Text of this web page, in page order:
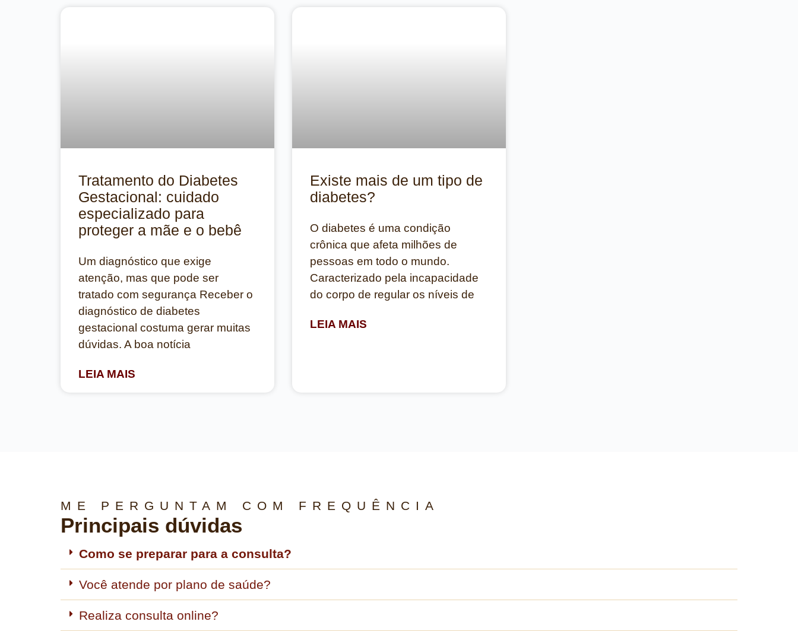
Tratamento do Diabetes
Gestacional: cuidado
especializado para
proteger a mãe e o bebê
Um diagnóstico que exige
atenção, mas que pode ser
tratado com segurança Receber o
diagnóstico de diabetes
gestacional costuma gerar muitas
dúvidas. A boa notícia
LEIA MAIS
Existe mais de um tipo de
diabetes?
O diabetes é uma condição
crônica que afeta milhões de
pessoas em todo o mundo.
Caracterizado pela incapacidade
do corpo de regular os níveis de
LEIA MAIS
ME PERGUNTAM COM FREQUÊNCIA
Principais dúvidas
Como se preparar para a consulta?
Você atende por plano de saúde?
Realiza consulta online?